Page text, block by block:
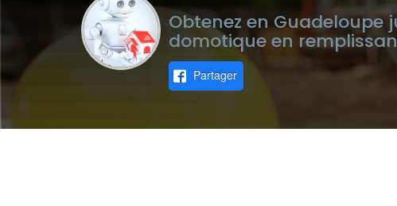
Obtenez en Guadeloupe
domotique en
Partager